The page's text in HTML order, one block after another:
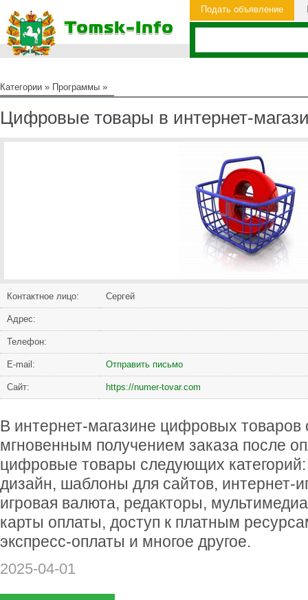
Подать объявление
Категории » Программы »
Цифровые товары в интернет-
Контактное лицо: Сергей
Адрес:
Телефон:
Е-mail: Отправить письмо
Сайт: https://numer-tovar.com
В интернет-магазине цифровых
мгновенным получением заказа после
цифровые товары следующих
дизайн, шаблоны для сайтов, интернет-
игровая валюта, редакторы,
карты оплаты, доступ к платным
экспресс-оплаты и многое другое.
2025-04-01